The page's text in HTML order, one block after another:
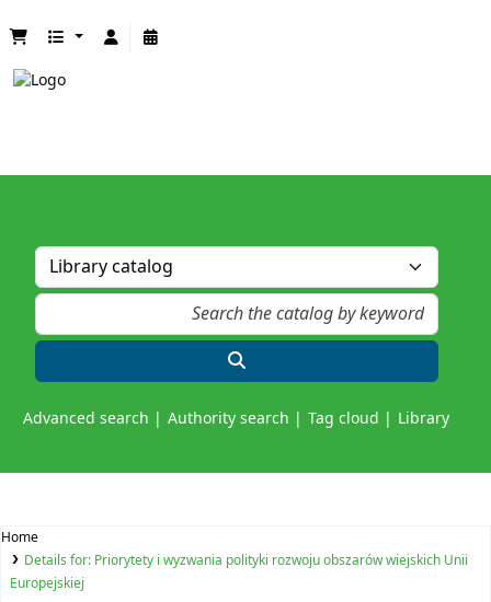
Advanced search Authority search Tag cloud Library
Home
Details for: Priorytety i wyzwania polityki rozwoju obszarów wiejskich Unii
Europejskiej